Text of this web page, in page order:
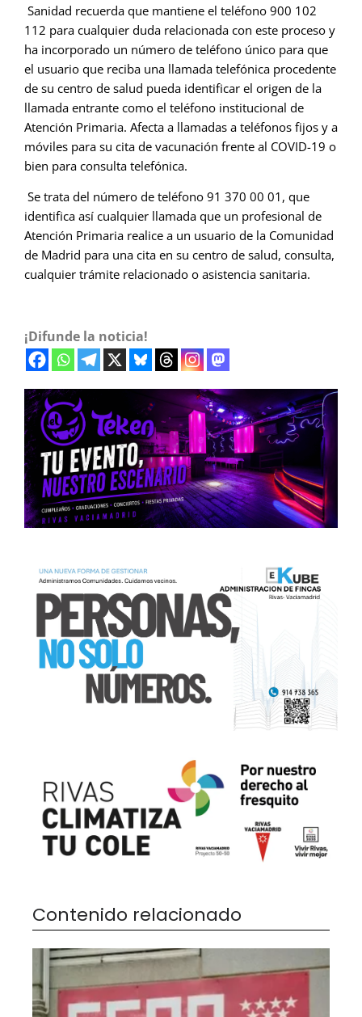
Sanidad recuerda que mantiene el teléfono 900 102
112 para cualquier duda relacionada con este proceso y
ha incorporado un número de teléfono único para que
el usuario que reciba una llamada telefónica procedente
de su centro de salud pueda identificar el origen de la
llamada entrante como el teléfono institucional de
Atención Primaria. Afecta a llamadas a teléfonos fijos y a
móviles para su cita de vacunación frente al COVID-19 o
bien para consulta telefónica.
Se trata del número de teléfono 91 370 00 01, que
identifica así cualquier llamada que un profesional de
Atención Primaria realice a un usuario de la Comunidad
de Madrid para una cita en su centro de salud, consulta,
cualquier trámite relacionado o asistencia sanitaria.
¡Difunde la noticia!
Contenido relacionado